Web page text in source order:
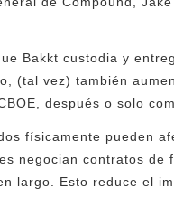
Bakkt custodia y
(tal vez) también
después o solo
físicamente pueden
negocian contratos
largo. Esto reduce el